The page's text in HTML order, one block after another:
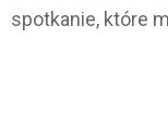
spotkanie, które